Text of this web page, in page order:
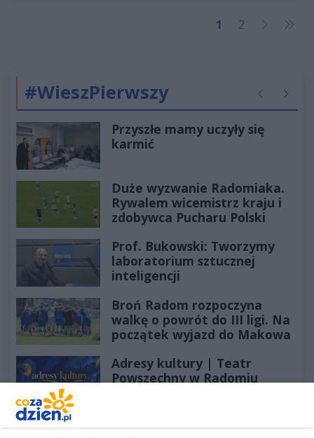
1 2
#WieszPierwszy Poprzednie
Przyszłe mamy uczyły się
karmić
Duże wyzwanie Radomiaka.
Rywalem wicemistrz kraju i
zdobywca Pucharu Polski
Prof. Bukowski: Tworzymy
laboratorium sztucznej
inteligencji
Broń Radom rozpoczyna
walkę o powrót do III ligi. Na
początek wyjazd do Makowa
Adresy kultury | Teatr
Powszechny w Radomiu